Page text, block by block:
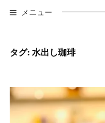
メニュー
タグ:水出し珈琲